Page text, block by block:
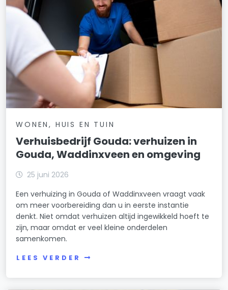
WONEN, HUIS EN TUIN
Verhuisbedrijf Gouda: verhuizen in
Gouda, Waddinxveen en omgeving
25 juni 2026
Een verhuizing in Gouda of Waddinxveen vraagt vaak
om meer voorbereiding dan u in eerste instantie
denkt. Niet omdat verhuizen altijd ingewikkeld hoeft te
zijn, maar omdat er veel kleine onderdelen
samenkomen.
LEES VERDER